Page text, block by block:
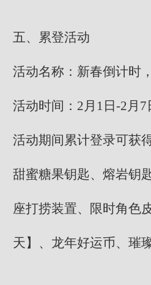
五、累登活动
活动名称：新春倒计时
活动时间：2月1日-2月7
活动期间累计登录可获
甜蜜糖果钥匙、熔岩钥
座打捞装置、限时角色
天】、龙年好运币、璀